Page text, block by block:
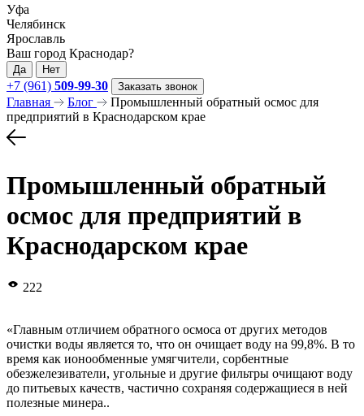
Уфа
Челябинск
Ярославль
Ваш город Краснодар?
Да Нет
+7 (961) 509-99-30 Заказать звонок
Главная Блог
Промышленный обратный осмос для
предприятий в Краснодарском крае
Промышленный обратный
осмос для предприятий в
Краснодарском крае
222
«Главным отличием обратного осмоса от других методов
очистки воды является то, что он очищает воду на 99,8%. В то
время как ионообменные умягчители, сорбентные
обезжелезиватели, угольные и другие фильтры очищают воду
до питьевых качеств, частично сохраняя содержащиеся в ней
полезные минера..